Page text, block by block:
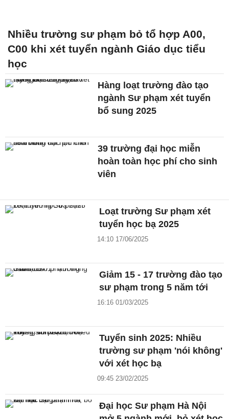
Nhiều trường sư phạm bỏ tổ hợp A00,
C00 khi xét tuyển ngành Giáo dục tiểu
học
Hàng loạt trường đào tạo
ngành Sư phạm xét tuyển
bổ sung 2025
39 trường đại học miễn
hoàn toàn học phí cho sinh
viên
Loạt trường Sư phạm xét
tuyển học bạ 2025
14:10 17/06/2025
Giảm 15 - 17 trường đào tạo
sư phạm trong 5 năm tới
16:16 01/03/2025
Tuyển sinh 2025: Nhiều
trường sư phạm 'nói không'
với xét học bạ
09:45 23/02/2025
Đại học Sư phạm Hà Nội